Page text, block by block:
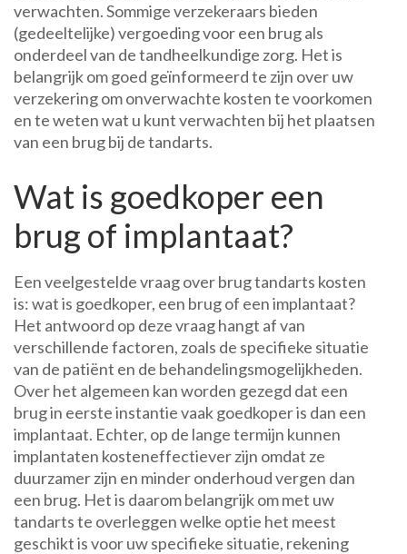
verwachten. Sommige verzekeraars bieden
(gedeeltelijke) vergoeding voor een brug als
onderdeel van de tandheelkundige zorg. Het is
belangrijk om goed geïnformeerd te zijn over uw
verzekering om onverwachte kosten te voorkomen
en te weten wat u kunt verwachten bij het plaatsen
van een brug bij de tandarts.
Wat is goedkoper een
brug of implantaat?
Een veelgestelde vraag over brug tandarts kosten
is: wat is goedkoper, een brug of een implantaat?
Het antwoord op deze vraag hangt af van
verschillende factoren, zoals de specifieke situatie
van de patiënt en de behandelingsmogelijkheden.
Over het algemeen kan worden gezegd dat een
brug in eerste instantie vaak goedkoper is dan een
implantaat. Echter, op de lange termijn kunnen
implantaten kosteneffectiever zijn omdat ze
duurzamer zijn en minder onderhoud vergen dan
een brug. Het is daarom belangrijk om met uw
tandarts te overleggen welke optie het meest
geschikt is voor uw specifieke situatie, rekening